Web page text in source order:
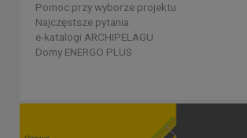
Pomoc przy wyborze projektu
Najczęstsze pytania
e-katalogi ARCHIPELAGU
Domy ENERGO PLUS